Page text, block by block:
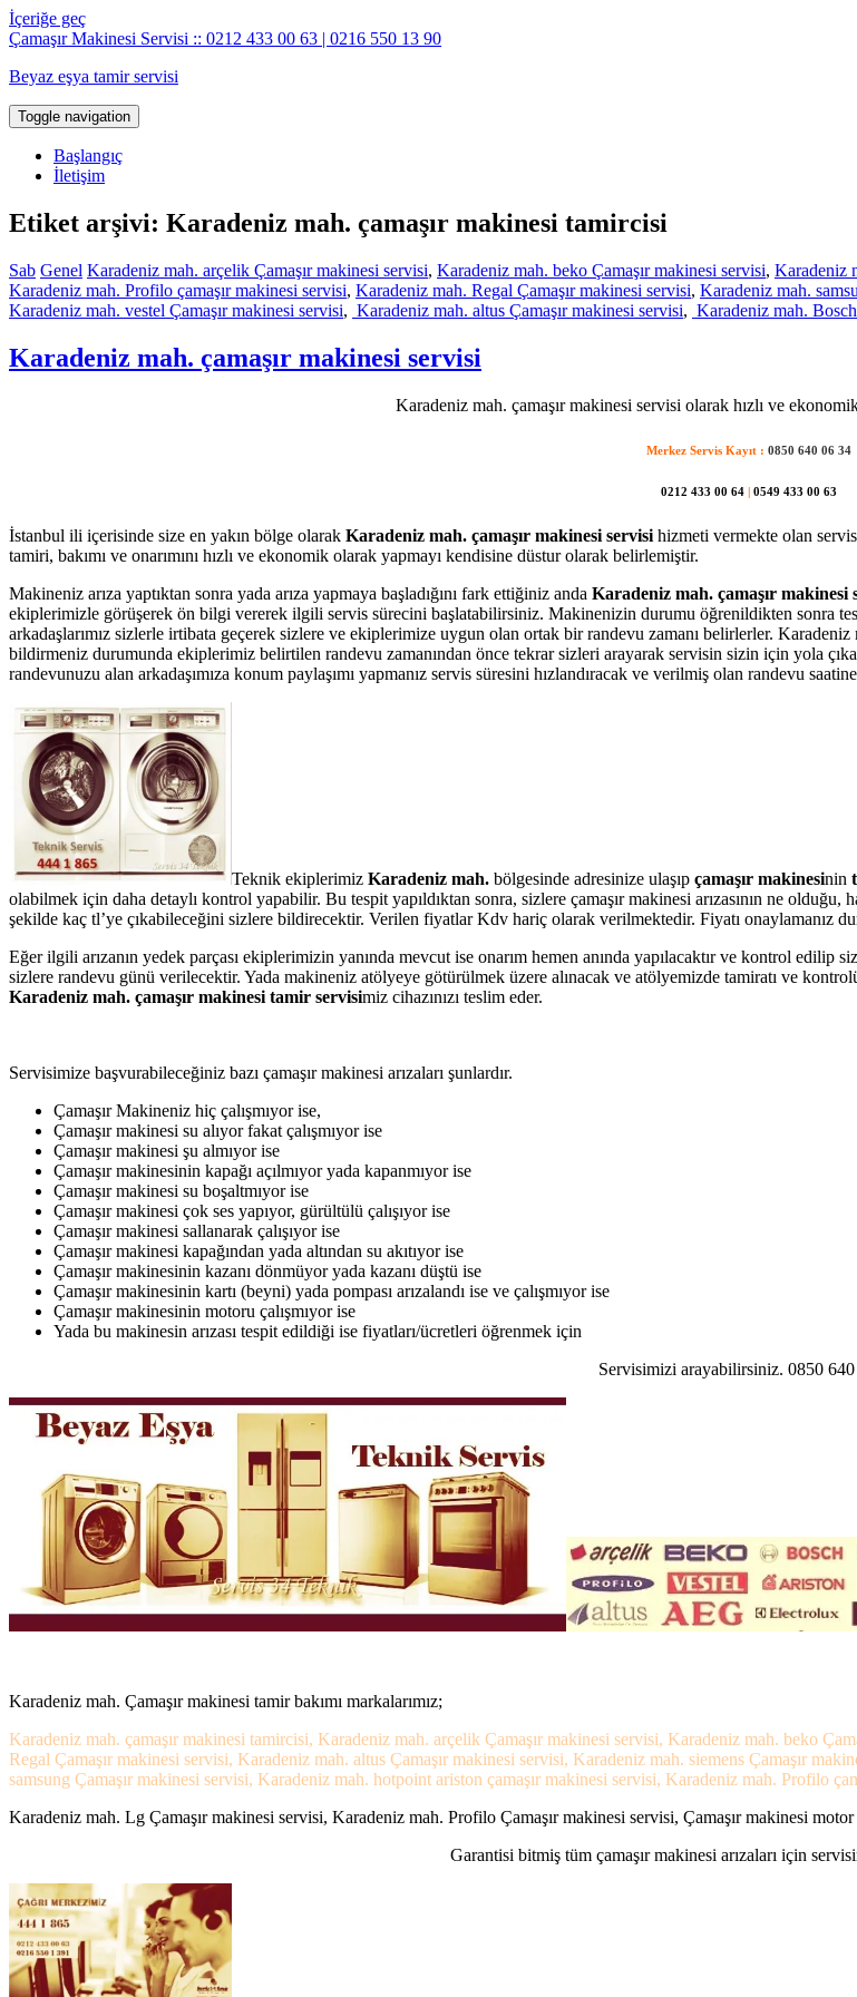
İçeriğe geç
Çamaşır Makinesi Servisi :: 0212 433 00 63 | 0216 550 13 90
Beyaz eşya tamir servisi
Toggle navigation
Başlangıç
İletişim
Etiket arşivi: Karadeniz mah. çamaşır makinesi tamircisi
Sab Genel Karadeniz mah. arçelik Çamaşır makinesi servisi, Karadeniz mah. beko Çamaşır makinesi servisi, Karadeniz
Karadeniz mah. Profilo çamaşır makinesi servisi, Karadeniz mah. Regal Çamaşır makinesi servisi, Karadeniz mah.
Karadeniz mah. vestel Çamaşır makinesi servisi, Karadeniz mah. altus Çamaşır makinesi servisi, Karadeniz mah.
Karadeniz mah. çamaşır makinesi servisi
Karadeniz mah. çamaşır makinesi servisi olarak hızlı ve
Merkez Servis Kayıt : 0850 640 06 34
0212 433 00 64 | 0549 433 00 63
İstanbul ili içerisinde size en yakın bölge olarak Karadeniz mah. çamaşır makinesi servisi hizmeti vermekte olan
tamiri, bakımı ve onarımını hızlı ve ekonomik olarak yapmayı kendisine düstur olarak belirlemiştir.
Makineniz arıza yaptıktan sonra yada arıza yapmaya başladığını fark ettiğiniz anda Karadeniz mah. çamaşır makinesi
ekiplerimizle görüşerek ön bilgi vererek ilgili servis sürecini başlatabilirsiniz. Makinenizin durumu öğrenildikten sonra
arkadaşlarımız sizlerle irtibata geçerek sizlere ve ekiplerimize uygun olan ortak bir randevu zamanı belirlerler.
bildirmeniz durumunda ekiplerimiz belirtilen randevu zamanından önce tekrar sizleri arayarak servisin sizin için yola
randevunuzu alan arkadaşımıza konum paylaşımı yapmanız servis süresini hızlandıracak ve verilmiş olan randevu
Teknik ekiplerimiz Karadeniz mah. bölgesinde adresinize ulaşıp çamaşır makinesinin
olabilmek için daha detaylı kontrol yapabilir. Bu tespit yapıldıktan sonra, sizlere çamaşır makinesi arızasının ne
şekilde kaç tl’ye çıkabileceğini sizlere bildirecektir. Verilen fiyatlar Kdv hariç olarak verilmektedir. Fiyatı onaylamanız
Eğer ilgili arızanın yedek parçası ekiplerimizin yanında mevcut ise onarım hemen anında yapılacaktır ve kontrol edilip
sizlere randevu günü verilecektir. Yada makineniz atölyeye götürülmek üzere alınacak ve atölyemizde tamiratı ve
Karadeniz mah. çamaşır makinesi tamir servisimiz cihazınızı teslim eder.
Servisimize başvurabileceğiniz bazı çamaşır makinesi arızaları şunlardır.
Çamaşır Makineniz hiç çalışmıyor ise,
Çamaşır makinesi su alıyor fakat çalışmıyor ise
Çamaşır makinesi şu almıyor ise
Çamaşır makinesinin kapağı açılmıyor yada kapanmıyor ise
Çamaşır makinesi su boşaltmıyor ise
Çamaşır makinesi çok ses yapıyor, gürültülü çalışıyor ise
Çamaşır makinesi sallanarak çalışıyor ise
Çamaşır makinesi kapağından yada altından su akıtıyor ise
Çamaşır makinesinin kazanı dönmüyor yada kazanı düştü ise
Çamaşır makinesinin kartı (beyni) yada pompası arızalandı ise ve çalışmıyor ise
Çamaşır makinesinin motoru çalışmıyor ise
Yada bu makinesin arızası tespit edildiği ise fiyatları/ücretleri öğrenmek için
Servisimizi arayabilirsiniz. 0850
Karadeniz mah. Çamaşır makinesi tamir bakımı markalarımız;
Karadeniz mah. çamaşır makinesi tamircisi, Karadeniz mah. arçelik Çamaşır makinesi servisi, Karadeniz mah. beko
Regal Çamaşır makinesi servisi, Karadeniz mah. altus Çamaşır makinesi servisi, Karadeniz mah. siemens Çamaşır
samsung Çamaşır makinesi servisi, Karadeniz mah. hotpoint ariston çamaşır makinesi servisi, Karadeniz mah. Profilo
Karadeniz mah. Lg Çamaşır makinesi servisi, Karadeniz mah. Profilo Çamaşır makinesi servisi, Çamaşır makinesi
Garantisi bitmiş tüm çamaşır makinesi arızaları için